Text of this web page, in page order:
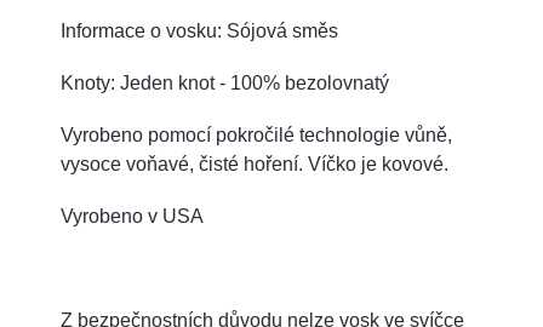
Informace o vosku: Sójová směs
Knoty: Jeden knot - 100% bezolovnatý
Vyrobeno pomocí pokročilé technologie vůně,
vysoce voňavé, čisté hoření. Víčko je kovové.
Vyrobeno v USA
Z bezpečnostních důvodu nelze vosk ve svíčce